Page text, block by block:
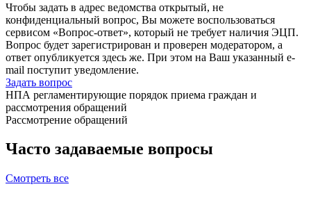
Чтобы задать в адрес ведомства открытый, не
конфиденциальный вопрос, Вы можете воспользоваться
сервисом «Вопрос-ответ», который не требует наличия ЭЦП.
Вопрос будет зарегистрирован и проверен модератором, а
ответ опубликуется здесь же. При этом на Ваш указанный e-
mail поступит уведомление.
Задать вопрос
НПА регламентирующие порядок приема граждан и
рассмотрения обращений
Рассмотрение обращений
Часто задаваемые вопросы
Смотреть все